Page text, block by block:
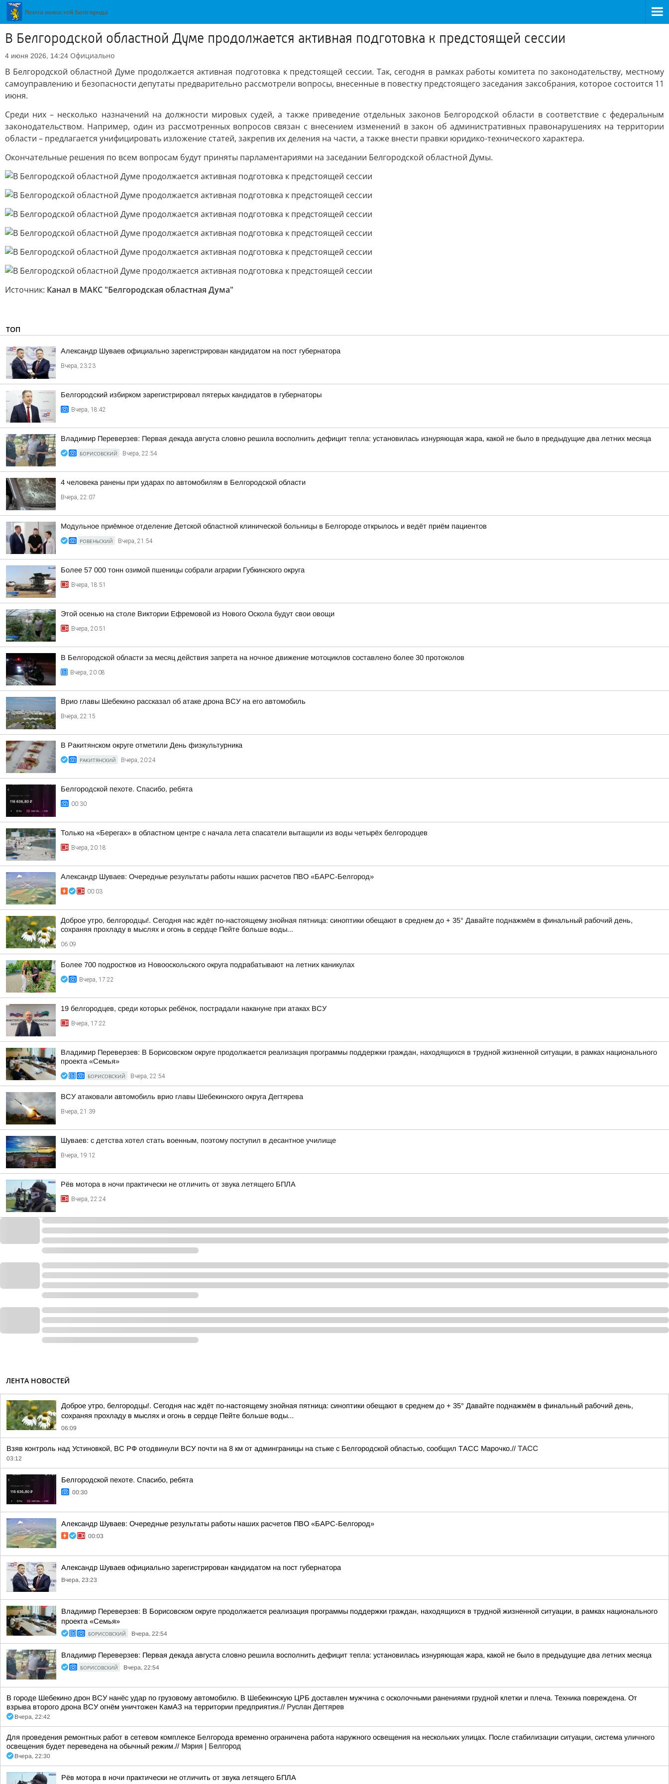
В Белгородской областной Думе продолжается активная подготовка к предстоящей сессии
4 июня 2026, 14:24 Официально
В Белгородской областной Думе продолжается активная подготовка к предстоящей сессии. Так, сегодня в рамках работы комитета по законодательству, местному
самоуправлению и безопасности депутаты предварительно рассмотрели вопросы, внесенные в повестку предстоящего заседания заксобрания, которое состоится 11
июня.
Среди них – несколько назначений на должности мировых судей, а также приведение отдельных законов Белгородской области в соответствие с федеральным
законодательством. Например, один из рассмотренных вопросов связан с внесением изменений в закон об административных правонарушениях на территории
области – предлагается унифицировать изложение статей, закрепив их деления на части, а также внести правки юридико-технического характера.
Окончательные решения по всем вопросам будут приняты парламентариями на заседании Белгородской областной Думы.
Источник: Канал в МАКС "Белгородская областная Дума"
ТОП
Александр Шуваев официально зарегистрирован кандидатом на пост губернатора
Вчера, 23:23
Белгородский избирком зарегистрировал пятерых кандидатов в губернаторы
Вчера, 18:42
Владимир Переверзев: Первая декада августа словно решила восполнить дефицит тепла: установилась изнуряющая жара, какой не было в предыдущие два летних месяца
БОРИСОВСКИЙ Вчера, 22:54
4 человека ранены при ударах по автомобилям в Белгородской области
Вчера, 22:07
Модульное приёмное отделение Детской областной клинической больницы в Белгороде открылось и ведёт приём пациентов
РОВЕНЬСКИЙ Вчера, 21:54
Более 57 000 тонн озимой пшеницы собрали аграрии Губкинского округа
Вчера, 18:51
Этой осенью на столе Виктории Ефремовой из Нового Оскола будут свои овощи
Вчера, 20:51
В Белгородской области за месяц действия запрета на ночное движение мотоциклов составлено более 30 протоколов
Вчера, 20:08
Врио главы Шебекино рассказал об атаке дрона ВСУ на его автомобиль
Вчера, 22:15
В Ракитянском округе отметили День физкультурника
РАКИТЯНСКИЙ Вчера, 20:24
Белгородской пехоте. Спасибо, ребята
00:30
Только на «Берегах» в областном центре с начала лета спасатели вытащили из воды четырёх белгородцев
Вчера, 20:18
Александр Шуваев: Очередные результаты работы наших расчетов ПВО «БАРС-Белгород»
00:03
Доброе утро, белгородцы!. Сегодня нас ждёт по-настоящему знойная пятница: синоптики обещают в среднем до + 35° Давайте поднажмём в финальный рабочий день,
сохраняя прохладу в мыслях и огонь в сердце Пейте больше воды...
06:09
Более 700 подростков из Новооскольского округа подрабатывают на летних каникулах
Вчера, 17:22
19 белгородцев, среди которых ребёнок, пострадали накануне при атаках ВСУ
Вчера, 17:22
Владимир Переверзев: В Борисовском округе продолжается реализация программы поддержки граждан, находящихся в трудной жизненной ситуации, в рамках национального
проекта «Семья»
БОРИСОВСКИЙ Вчера, 22:54
ВСУ атаковали автомобиль врио главы Шебекинского округа Дегтярева
Вчера, 21:39
Шуваев: с детства хотел стать военным, поэтому поступил в десантное училище
Вчера, 19:12
Рёв мотора в ночи практически не отличить от звука летящего БПЛА
Вчера, 22:24
ЛЕНТА НОВОСТЕЙ
Доброе утро, белгородцы!. Сегодня нас ждёт по-настоящему знойная пятница: синоптики обещают в среднем до + 35° Давайте поднажмём в финальный рабочий день,
сохраняя прохладу в мыслях и огонь в сердце Пейте больше воды...
06:09
Взяв контроль над Устиновкой, ВС РФ отодвинули ВСУ почти на 8 км от админграницы на стыке с Белгородской областью, сообщил ТАСС Марочко.// ТАСС
03:12
Белгородской пехоте. Спасибо, ребята
00:30
Александр Шуваев: Очередные результаты работы наших расчетов ПВО «БАРС-Белгород»
00:03
Александр Шуваев официально зарегистрирован кандидатом на пост губернатора
Вчера, 23:23
Владимир Переверзев: В Борисовском округе продолжается реализация программы поддержки граждан, находящихся в трудной жизненной ситуации, в рамках национального
проекта «Семья»
БОРИСОВСКИЙ Вчера, 22:54
Владимир Переверзев: Первая декада августа словно решила восполнить дефицит тепла: установилась изнуряющая жара, какой не было в предыдущие два летних месяца
БОРИСОВСКИЙ Вчера, 22:54
В городе Шебекино дрон ВСУ нанёс удар по грузовому автомобилю. В Шебекинскую ЦРБ доставлен мужчина с осколочными ранениями грудной клетки и плеча. Техника повреждена. От
взрыва второго дрона ВСУ огнём уничтожен КамАЗ на территории предприятия.// Руслан Дегтярев
Вчера, 22:42
Для проведения ремонтных работ в сетевом комплексе Белгорода временно ограничена работа наружного освещения на нескольких улицах. После стабилизации ситуации, система уличного
освещения будет переведена на обычный режим.// Мэрия | Белгород
Вчера, 22:30
Рёв мотора в ночи практически не отличить от звука летящего БПЛА